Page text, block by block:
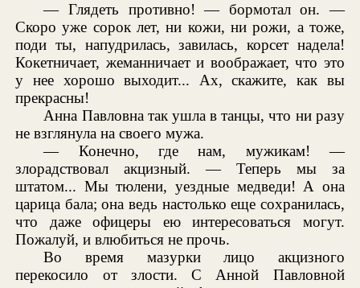
— Глядеть противно! — бормотал он. —
Скоро уже сорок лет, ни кожи, ни рожи, а тоже,
поди ты, напудрилась, завилась, корсет надела!
Кокетничает, жеманничает и воображает, что это
у нее хорошо выходит... Ах, скажите, как вы
прекрасны!
Анна Павловна так ушла в танцы, что ни разу
не взглянула на своего мужа.
— Конечно, где нам, мужикам! —
злорадствовал акцизный. — Теперь мы за
штатом... Мы тюлени, уездные медведи! А она
царица бала; она ведь настолько еще сохранилась,
что даже офицеры ею интересоваться могут.
Пожалуй, и влюбиться не прочь.
Во время мазурки лицо акцизного
перекосило от злости. С Анной Павловной